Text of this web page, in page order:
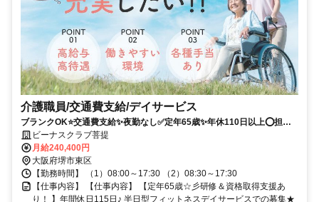
介護職員/交通費支給/デイサービス
ブランクOK⭐️交通費支給✨夜勤なし✅️定年65歳✨年休110日以上⭕️担当
者オススメ✨研修支援有❗️車通勤ＯＫ⭐️週休2日
ビーナスクラブ菩提
月給240,400円
大阪府堺市東区
【勤務時間】 （1）08:00～17:30 （2）08:30～17:30
【仕事内容】 【仕事内容】 【定年65歳☆彡研修＆資格取得支援あ
り！ 】年間休日115日♪ 半日型フィットネスデイサービスでの募集★